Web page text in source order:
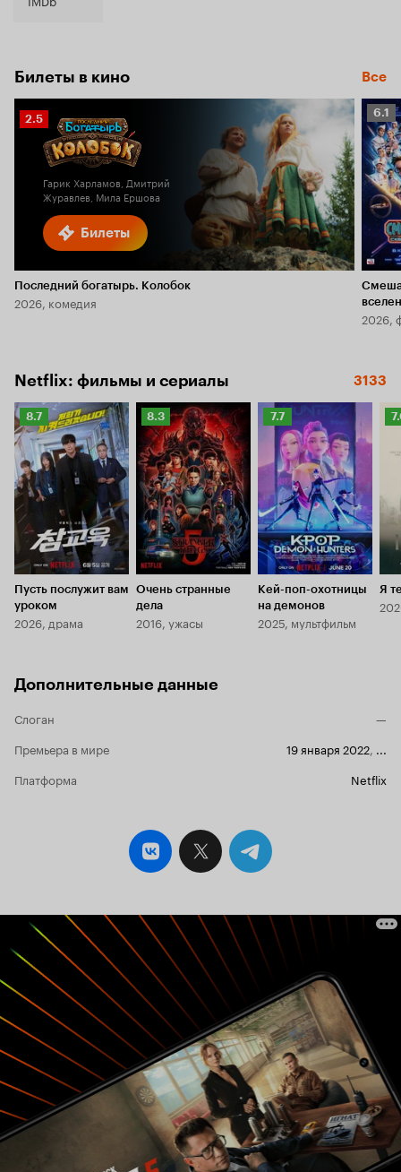
Билеты в кино Все
Билеты
Рейтинг
Кинопоиска
2.5
Гарик Харламов, Дмитрий
Журавлев, Мила Ершова
Последний богатырь. Колобок
2026, комедия
6.1
6.1
2026,
Netflix: фильмы и сериалы 3133
Рейтинг
Кинопоиска
8.7
8.7
Пусть послужит вам
уроком
2026, драма
Рейтинг
Кинопоиска
8.3
8.3
Очень странные
дела
2016, ужасы
Рейтинг
Кинопоиска
7.7
7.7
Кей-поп-охотницы
на демонов
2025, мультфильм
Я
Дополнительные данные
Слоган
—
Премьера в мире
19 января 2022, ...
Платформа
Netflix